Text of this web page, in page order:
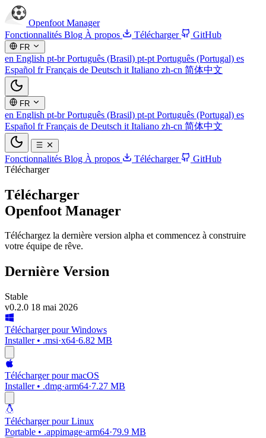
Openfoot Manager
Fonctionnalités Blog À propos Télécharger GitHub
FR
en English pt-brPortuguês (Brasil) pt-pt Português (Portugal) es
Español frFrançais de Deutsch it Italiano zh-cn 简体中文
FR
en English pt-brPortuguês (Brasil) pt-pt Português (Portugal) es
Español frFrançais de Deutsch it Italiano zh-cn 简体中文
Fonctionnalités Blog À propos Télécharger
GitHub
Télécharger
Télécharger
Openfoot Manager
Téléchargez la dernière version alpha et commencez à construire
votre équipe de rêve.
Dernière Version
Stable
v0.2.0 18 mai 2026
Télécharger pour Windows
Installer • .msi·x64·6.82 MB
Télécharger pour macOS
Installer • .dmg·arm64·7.27 MB
Télécharger pour Linux
Portable • .appimage·arm64·79.9 MB